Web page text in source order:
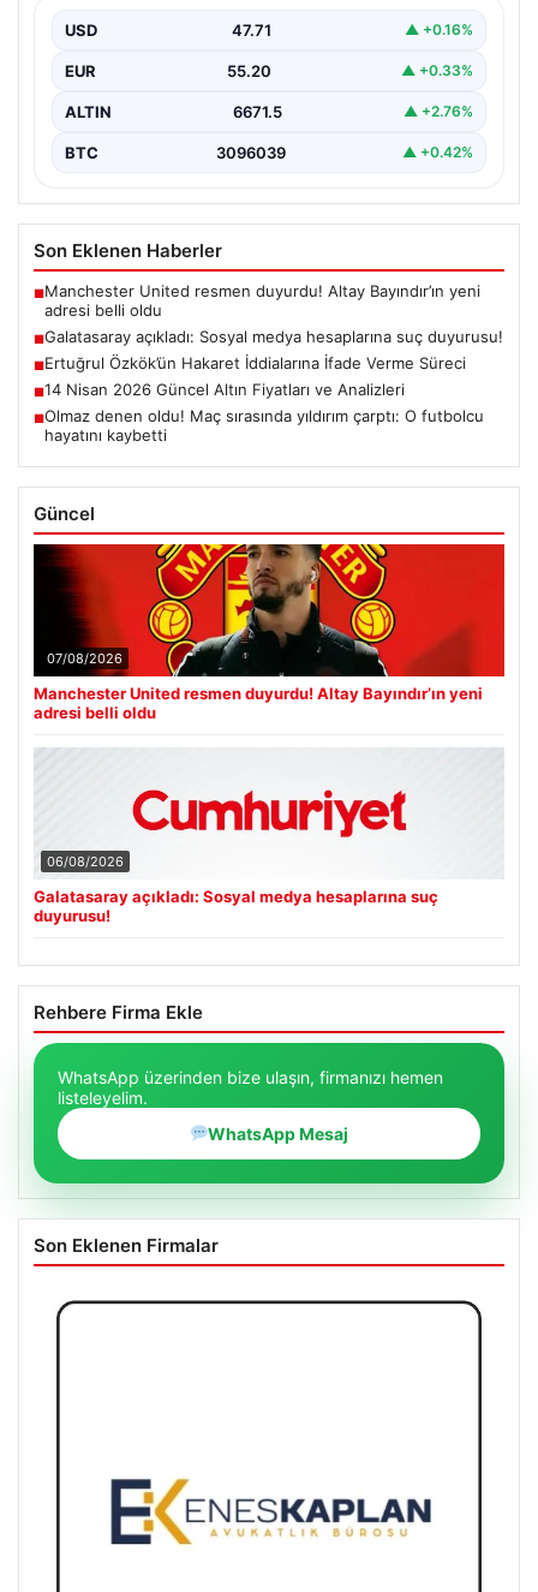
Hukuki Adım Attı”, “content”: “ Galatasaray Spor…
USD 47.71 ▲ +0.16%
EUR 55.20 ▲ +0.33%
ALTIN 6671.5 ▲ +2.76%
BTC 3096039 ▲ +0.42%
Son Eklenen Haberler
■Manchester United resmen duyurdu! Altay Bayındır’ın yeni
adresi belli oldu
■Galatasaray açıkladı: Sosyal medya hesaplarına suç duyurusu!
■Ertuğrul Özkök’ün Hakaret İddialarına İfade Verme Süreci
■14 Nisan 2026 Güncel Altın Fiyatları ve Analizleri
■Olmaz denen oldu! Maç sırasında yıldırım çarptı: O futbolcu
hayatını kaybetti
Güncel
07/08/2026
Manchester United resmen duyurdu! Altay Bayındır’ın yeni
adresi belli oldu
06/08/2026
Galatasaray açıkladı: Sosyal medya hesaplarına suç
duyurusu!
Rehbere Firma Ekle
WhatsApp üzerinden bize ulaşın, firmanızı hemen
listeleyelim.
WhatsApp Mesaj
Son Eklenen Firmalar